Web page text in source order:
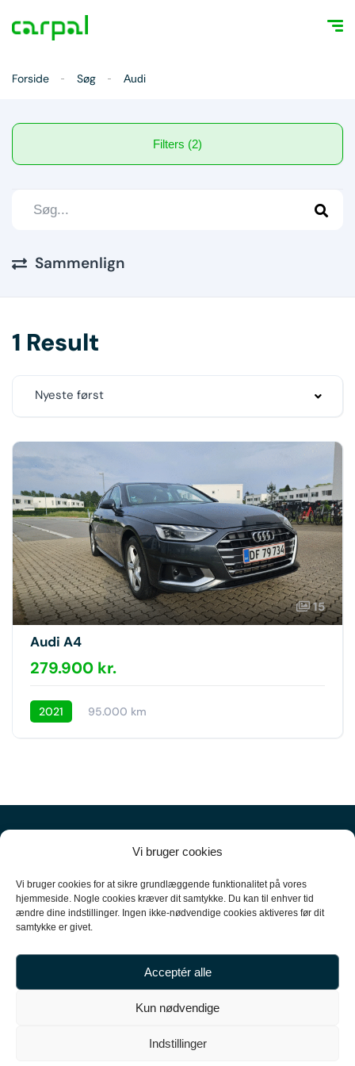
Vi bruger cookies
Vi bruger cookies for at sikre grundlæggende funktionalitet på vores
hjemmeside. Nogle cookies kræver dit samtykke. Du kan til enhver tid
ændre dine indstillinger. Ingen ikke-nødvendige cookies aktiveres før dit
samtykke er givet.
Acceptér alle
Kun nødvendige
Indstillinger
Forside Søg Audi
Filters (2)
Sammenlign
1 Result
Nyeste først
15
Audi A4
279.900 kr.
2021 95.000 km
+45 61 10 52 10
hello@carpal.dk
Tonsbakken 16